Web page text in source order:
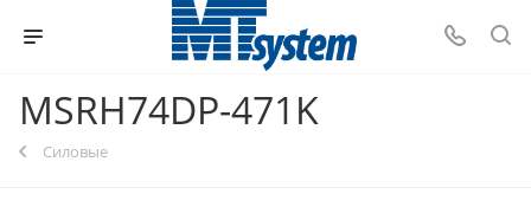
MSRH74DP-471K
Силовые